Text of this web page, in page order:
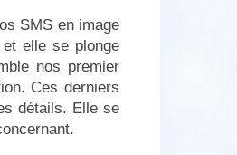
SMS en image
elle se plonge
nos premier
Ces derniers
détails. Elle se